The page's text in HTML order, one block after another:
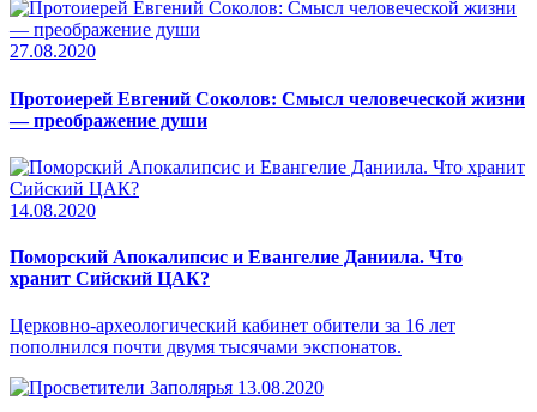
27.08.2020
Протоиерей Евгений Соколов: Смысл человеческой жизни
— преображение души
14.08.2020
Поморский Апокалипсис и Евангелие Даниила. Что
хранит Сийский ЦАК?
Церковно-археологический кабинет обители за 16 лет
пополнился почти двумя тысячами экспонатов.
13.08.2020